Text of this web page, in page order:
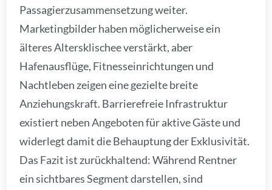
Passagierzusammensetzung weiter.
Marketingbilder haben möglicherweise ein
älteres Altersklischee verstärkt, aber
Hafenausflüge, Fitnesseinrichtungen und
Nachtleben zeigen eine gezielte breite
Anziehungskraft. Barrierefreie Infrastruktur
existiert neben Angeboten für aktive Gäste und
widerlegt damit die Behauptung der Exklusivität.
Das Fazit ist zurückhaltend: Während Rentner
ein sichtbares Segment darstellen, sind